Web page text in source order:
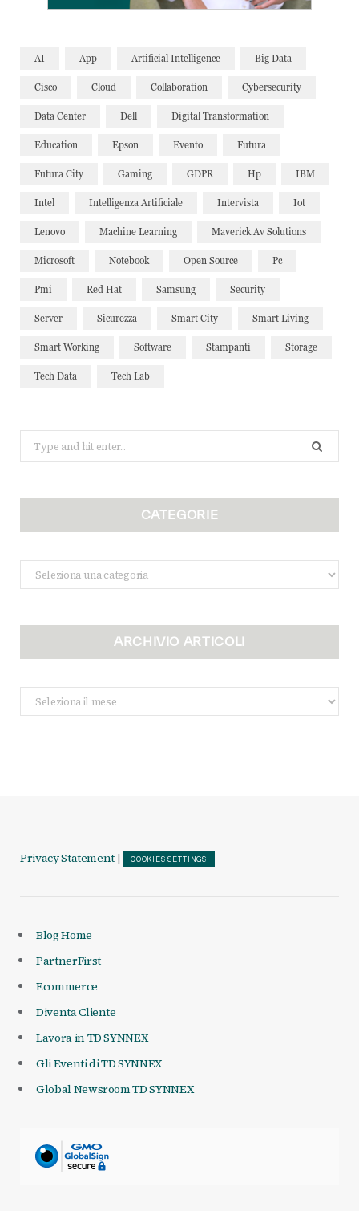
AI App Artificial Intelligence Big Data
Cisco Cloud Collaboration Cybersecurity
Data Center Dell Digital Transformation
Education Epson Evento Futura
Futura City Gaming GDPR Hp IBM
Intel Intelligenza Artificiale Intervista Iot
Lenovo Machine Learning Maverick Av Solutions
Microsoft Notebook Open Source Pc
Pmi Red Hat Samsung Security
Server Sicurezza Smart City Smart Living
Smart Working Software Stampanti Storage
Tech Data Tech Lab
for:
CATEGORIE
Categorie
ARCHIVIO ARTICOLI
Archivio
Articoli
Privacy Statement | COOKIES SETTINGS
Blog Home
PartnerFirst
Ecommerce
Diventa Cliente
Lavora in TD SYNNEX
Gli Eventi di TD SYNNEX
Global Newsroom TD SYNNEX